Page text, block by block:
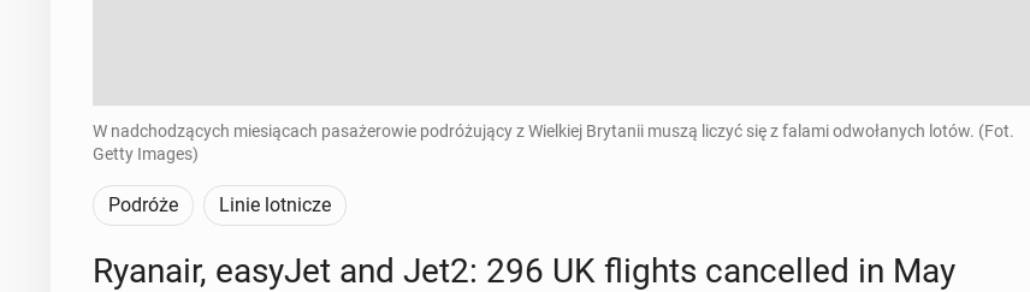
W nadchodzących miesiącach pasażerowie podróżujący z Wielkiej Brytanii muszą liczyć się z falami odwołanych lotów. (Fot.
Getty Images)
Podróże Linie lotnicze
Ryanair, easyJet and Jet2: 296 UK flights can­celled in May